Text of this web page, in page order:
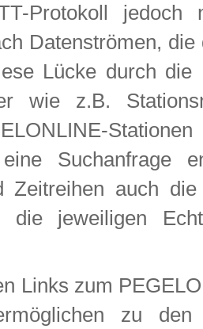
Protokoll jedoch
Datenströmen,
Lücke durch die
wie z.B.
Suchanfrage
Zeitreihen auch
die jeweiligen
Links zum
zu den